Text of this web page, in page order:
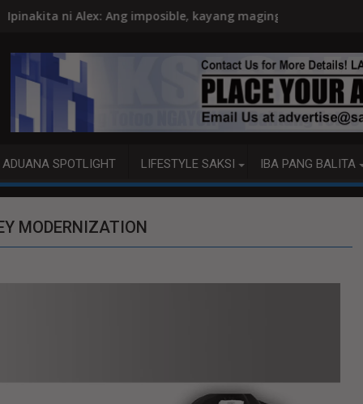
imposible, kayang maging posiblePBBM, ITINUTULAK ANG AI,
ADUANA SPOTLIGHT LIFESTYLE SAKSI IBA PANG BALITA
MODERNIZATION